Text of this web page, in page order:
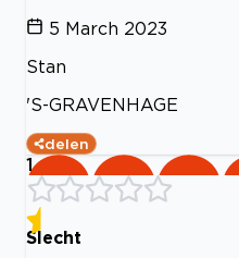
5 March 2023
Stan
'S-GRAVENHAGE
delen
1
Slecht